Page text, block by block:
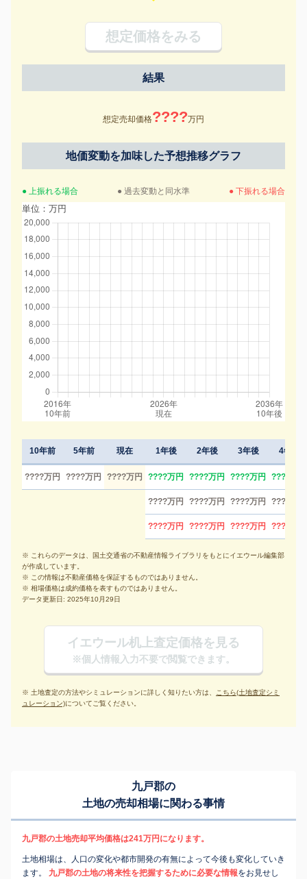
想定価格をみる
結果
想定売却価格????万円
地価変動を加味した予想推移グラフ
● 上振れる場合 ● 過去変動と同水準 ● 下振れる場合
単位：万円
10年前 5年前 現在
????万円 ????万円 ????万円
1年後 2年後 3年後 4年後
????万円 ????万円 ????万円 ????万円
????万円 ????万円 ????万円 ????万円
????万円 ????万円 ????万円 ????万円
※ これらのデータは、国土交通省の不動産情報ライブラリをもとにイエウール編集部
が作成しています。
※ この情報は不動産価格を保証するものではありません。
※ 相場価格は成約価格を表すものではありません。
データ更新日: 2025年10月29日
イエウール机上査定価格を見る
※個人情報入力不要で閲覧できます。
※ 土地査定の方法やシミュレーションに詳しく知りたい方は、 こちら(土地査定シミ
ュレーション)についてご覧ください。
九戸郡の
土地の売却相場に関わる事情
九戸郡の土地売却平均価格は241万円になります。
土地相場は、人口の変化や都市開発の有無によって今後も変化していき
ます。
九戸郡の土地の将来性を把握するために必要な情報をお見せし